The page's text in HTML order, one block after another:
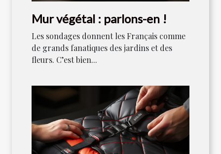
Mur végétal : parlons-en !
Les sondages donnent les Français comme
de grands fanatiques des jardins et des
fleurs. C’est bien...